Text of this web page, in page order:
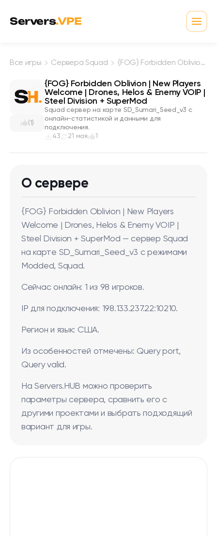
Servers.VPE
Все игры Сервера Squad {FOG} Forbidden Oblivion | New Players Welcome | Drones, Helos & Enemy VOIP | Steel Division + SuperMod
(1)
{FOG} Forbidden Oblivion | New Players
Welcome | Drones, Helos & Enemy VOIP |
Steel Division + SuperMod
Squad сервер на карте SD_Sumari_Seed_v3 с
онлайн-статистикой и данными для
подключения.
43
21 мая 1
О сервере
{FOG} Forbidden Oblivion | New Players
Welcome | Drones, Helos & Enemy VOIP |
Steel Division + SuperMod — сервер Squad
на карте SD_Sumari_Seed_v3 с режимами
Modded, Squad.
Сейчас онлайн: 1 из 98 игроков.
IP для подключения: 198.133.237.22:10210.
Регион и язык: США.
Из особенностей отмечены: Query port,
Query valid.
На Servers.HUB можно проверить
параметры сервера, сравнить его с
другими проектами и выбрать подходящий
вариант для игры.